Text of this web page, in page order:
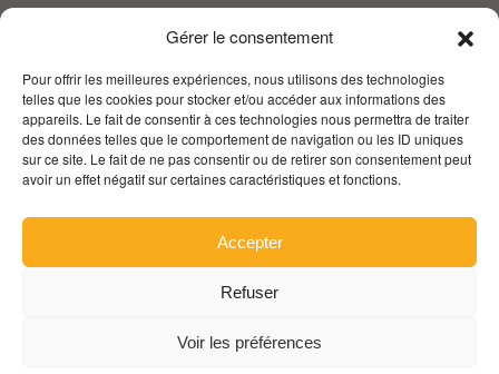
Gérer le consentement
Pour offrir les meilleures expériences, nous utilisons des technologies
telles que les cookies pour stocker et/ou accéder aux informations des
appareils. Le fait de consentir à ces technologies nous permettra de traiter
des données telles que le comportement de navigation ou les ID uniques
sur ce site. Le fait de ne pas consentir ou de retirer son consentement peut
avoir un effet négatif sur certaines caractéristiques et fonctions.
Accepter
Refuser
Voir les préférences